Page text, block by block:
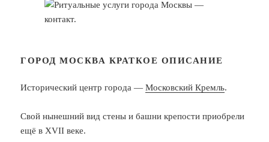
ГОРОД МОСКВА КРАТКОЕ ОПИСАНИЕ
Исторический центр города —Московский Кремль.
Свой нынешний вид стены и башни крепости приобрели
ещё в XVII веке.